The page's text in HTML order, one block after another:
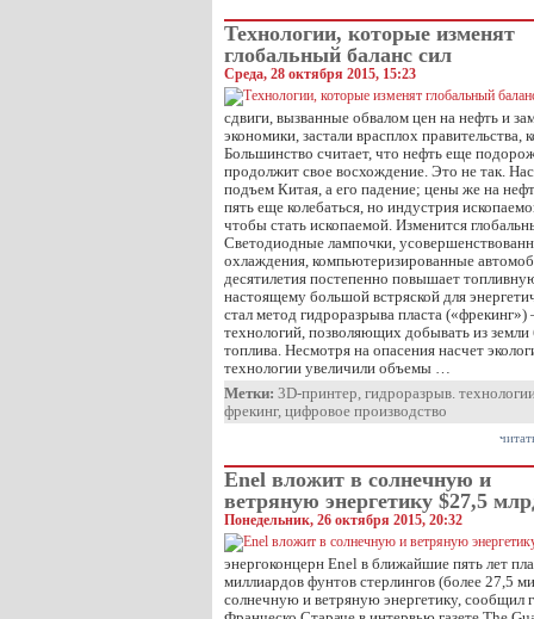
Технологии, которые изменят
глобальный баланс сил
Среда, 28 октября 2015, 15:23
сдвиги, вызванные обвалом цен на нефть и
экономики, застали врасплох правительства,
Большинство считает, что нефть еще
продолжит свое восхождение. Это не так.
подъем Китая, а его падение; цены же на
пять еще колебаться, но индустрия
чтобы стать ископаемой. Изменится
Светодиодные лампочки,
охлаждения, компьютеризированные
десятилетия постепенно повышает
настоящему большой встряской для
стал метод гидроразрыва пласта
технологий, позволяющих добывать из
топлива. Несмотря на опасения насчет
технологии увеличили объемы …
Метки: 3D-принтер, гидроразрыв.
фрекинг, цифровое производство
Enel вложит в солнечную и
ветряную энергетику $27,5
Понедельник, 26 октября 2015, 20:32
энергоконцерн Enel в ближайшие пять лет
миллиардов фунтов стерлингов (более 27,5
солнечную и ветряную энергетику, сообщил